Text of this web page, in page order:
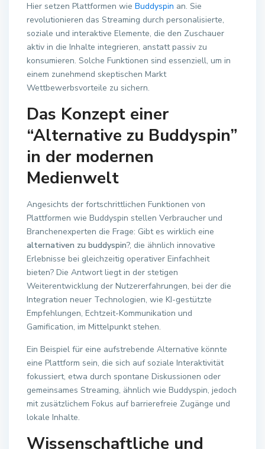
Hier setzen Plattformen wie Buddyspin an. Sie
revolutionieren das Streaming durch personalisierte,
soziale und interaktive Elemente, die den Zuschauer
aktiv in die Inhalte integrieren, anstatt passiv zu
konsumieren. Solche Funktionen sind essenziell, um in
einem zunehmend skeptischen Markt
Wettbewerbsvorteile zu sichern.
Das Konzept einer
“Alternative zu Buddyspin”
in der modernen
Medienwelt
Angesichts der fortschrittlichen Funktionen von
Plattformen wie Buddyspin stellen Verbraucher und
Branchenexperten die Frage: Gibt es wirklich eine
alternativen zu buddyspin?, die ähnlich innovative
Erlebnisse bei gleichzeitig operativer Einfachheit
bieten? Die Antwort liegt in der stetigen
Weiterentwicklung der Nutzererfahrungen, bei der die
Integration neuer Technologien, wie KI-gestützte
Empfehlungen, Echtzeit-Kommunikation und
Gamification, im Mittelpunkt stehen.
Ein Beispiel für eine aufstrebende Alternative könnte
eine Plattform sein, die sich auf soziale Interaktivität
fokussiert, etwa durch spontane Diskussionen oder
gemeinsames Streaming, ähnlich wie Buddyspin, jedoch
mit zusätzlichem Fokus auf barrierefreie Zugänge und
lokale Inhalte.
Wissenschaftliche und